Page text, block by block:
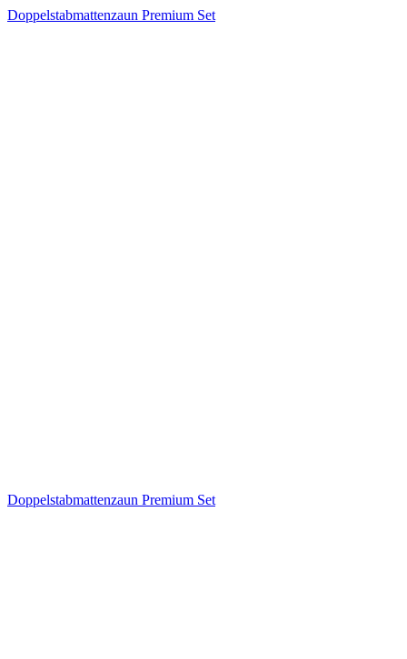
Doppelstabmattenzaun Premium Set
Doppelstabmattenzaun Premium Set